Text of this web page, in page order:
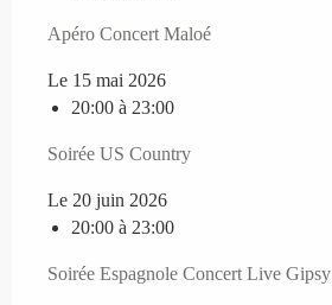
Apéro Concert Maloé
Le 15 mai 2026
20:00 à 23:00
Soirée US Country
Le 20 juin 2026
20:00 à 23:00
Soirée Espagnole Concert Live Gipsy